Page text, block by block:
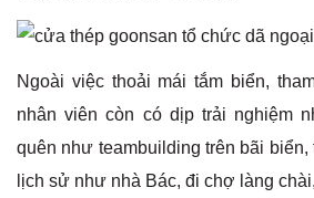
Ngoài việc thoải mái tắm biển,
nhân viên còn có dịp trải nghiệm
quên như teambuilding trên bãi biển,
lịch sử như nhà Bác, đi chợ làng